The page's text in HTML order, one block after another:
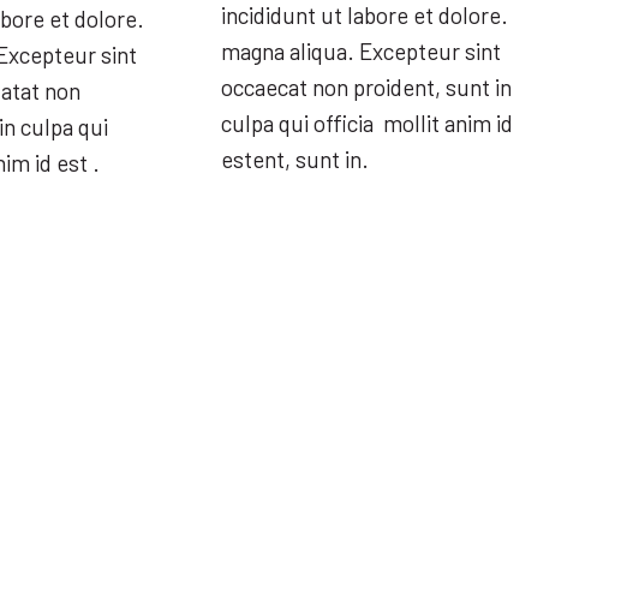
et dolore.
sint
non
culpa qui
id est .
incididunt ut labore et dolore.
magna aliqua. Excepteur sint
occaecat non proident, sunt in
culpa qui officia mollit anim id
estent, sunt in.